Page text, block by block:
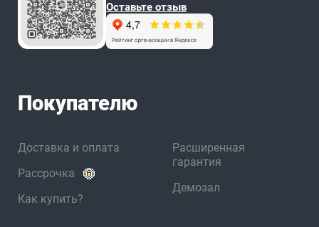
Оставьте отзыв
Покупателю
Доставка и оплата
Рассрочка
Как купить?
Расширенная
гарантия
Демозал